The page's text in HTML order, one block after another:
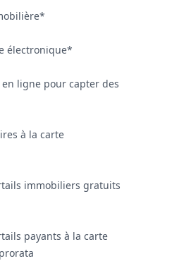
électronique*
ligne pour capter des
à la carte
immobiliers gratuits
payants à la carte